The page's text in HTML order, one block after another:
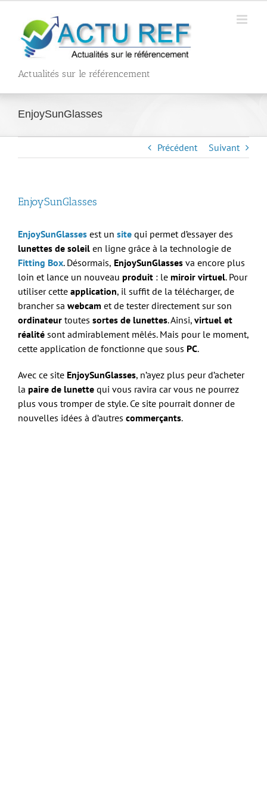
contenu
Actualités sur le référencement
EnjoySunGlasses
Précédent Suivant
EnjoySunGlasses
EnjoySunGlasses est un site qui permet d’essayer des
lunettes de soleil en ligne grâce à la technologie de
Fitting Box. Désormais, EnjoySunGlasses va encore plus
loin et lance un nouveau produit : le miroir virtuel. Pour
utiliser cette application, il suffit de la télécharger, de
brancher sa webcam et de tester directement sur son
ordinateur toutes sortes de lunettes. Ainsi, virtuel et
réalité sont admirablement mêlés. Mais pour le moment,
cette application de fonctionne que sous PC.
Avec ce site EnjoySunGlasses, n’ayez plus peur d’acheter
la paire de lunette qui vous ravira car vous ne pourrez
plus vous tromper de style. Ce site pourrait donner de
nouvelles idées à d’autres commerçants.